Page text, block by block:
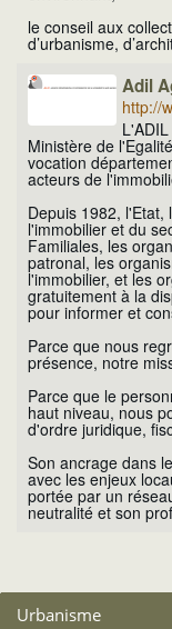
le conseil aux
d’urbanisme,
Adil
http://
Ministère de
vocation
acteurs de
Depuis 1982, l'Etat,
l'immobilier et du
Familiales, les
patronal, les
l'immobilier, et les
gratuitement à la
pour informer et
Parce que nous
présence, notre
Parce que le
haut niveau, nous
d'ordre juridique,
Son ancrage dans
avec les enjeux
portée par un
neutralité et son
Urbanisme